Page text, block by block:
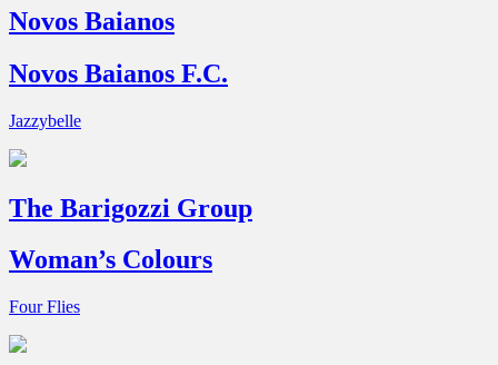
Novos Baianos
Novos Baianos F.C.
Jazzybelle
The Barigozzi Group
Woman’s Colours
Four Flies